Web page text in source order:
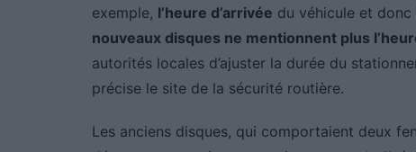
exemple, l’heure d’arrivée du véhicule et donc
nouveaux disques ne mentionnent plus
autorités locales d’ajuster la durée du
précise le site de la sécurité routière.
Les anciens disques, qui comportaient deux